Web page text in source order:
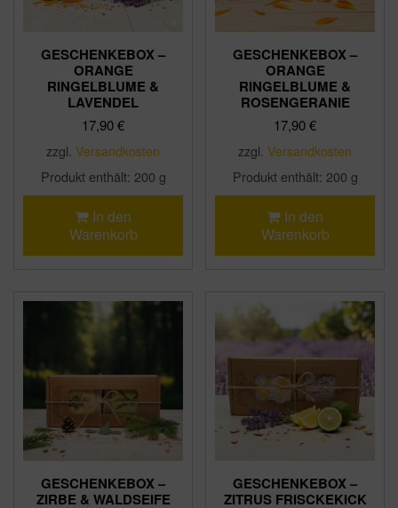
GESCHENKEBOX –
ORANGE
RINGELBLUME &
LAVENDEL
17,90€
zzgl. Versandkosten
Produkt enthält: 200 g
In den
Warenkorb
GESCHENKEBOX –
ORANGE
RINGELBLUME &
ROSENGERANIE
17,90€
zzgl. Versandkosten
Produkt enthält: 200 g
In den
Warenkorb
GESCHENKEBOX –
ZIRBE & WALDSEIFE
GESCHENKEBOX –
ZITRUS FRISCKEKICK